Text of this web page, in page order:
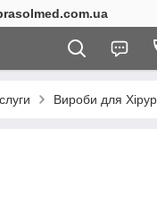
Вироби для